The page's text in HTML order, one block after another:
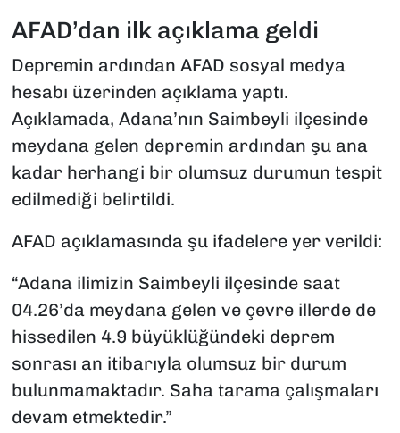
AFAD’dan ilk açıklama geldi
Depremin ardından AFAD sosyal medya
hesabı üzerinden açıklama yaptı.
Açıklamada, Adana’nın Saimbeyli ilçesinde
meydana gelen depremin ardından şu ana
kadar herhangi bir olumsuz durumun tespit
edilmediği belirtildi.
AFAD açıklamasında şu ifadelere yer verildi:
“Adana ilimizin Saimbeyli ilçesinde saat
04.26’da meydana gelen ve çevre illerde de
hissedilen 4.9 büyüklüğündeki deprem
sonrası an itibarıyla olumsuz bir durum
bulunmamaktadır. Saha tarama çalışmaları
devam etmektedir.”